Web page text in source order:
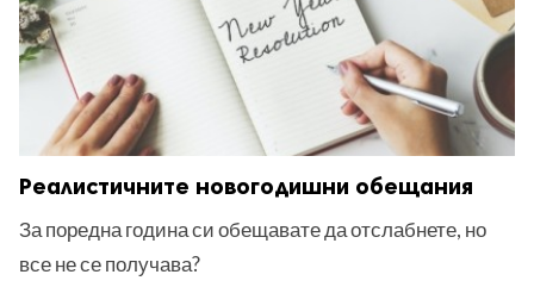
Реалистичните новогодишни обещания
За поредна година си обещавате да отслабнете, но
все не се получава?